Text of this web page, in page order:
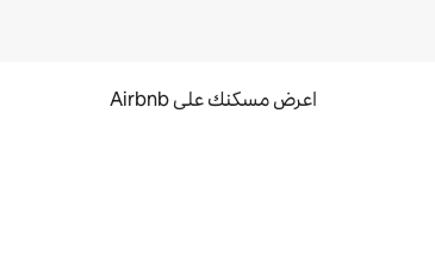
اعرض مسكنك على Airbnb